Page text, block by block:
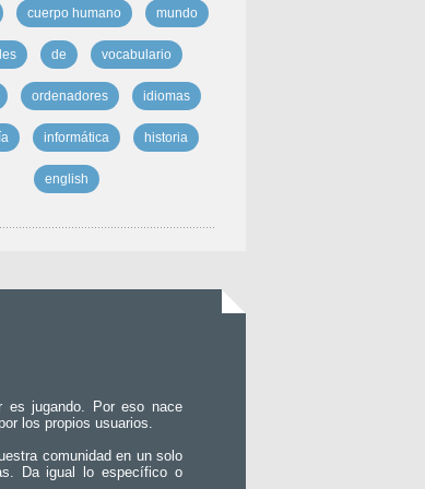
cuerpo humano mundo
de vocabulario
ordenadores idiomas
informática historia
english
es jugando. Por eso nace
los propios usuarios.
comunidad en un solo
Da igual lo específico o